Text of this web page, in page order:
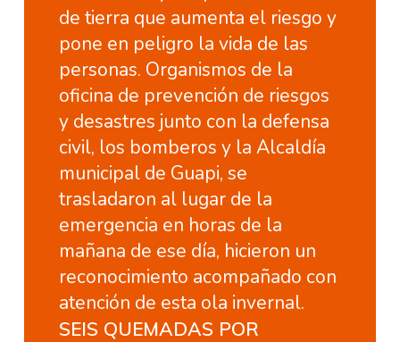
de tierra que aumenta el riesgo y
pone en peligro la vida de las
personas. Organismos de la
oficina de prevención de riesgos
y desastres junto con la defensa
civil, los bomberos y la Alcaldía
municipal de Guapi, se
trasladaron al lugar de la
emergencia en horas de la
mañana de ese día, hicieron un
reconocimiento acompañado con
atención de esta ola invernal.
SEIS QUEMADAS POR